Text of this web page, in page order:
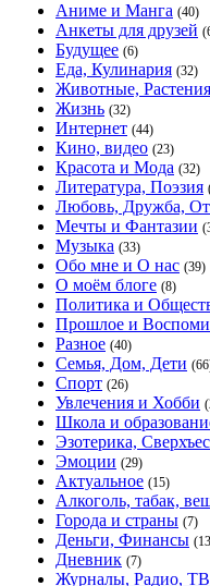
Аниме и Манга (40)
Анкеты для друзей
Будущее (6)
Еда, Кулинария (32)
Животные, Растения
Жизнь (32)
Интернет (44)
Кино, видео (23)
Красота и Мода (32)
Литература, Поэзия
Любовь, Дружба,
Мечты и Фантазии
Музыка (33)
Обо мне и О нас (39)
О моём блоге (8)
Политика и
Прошлое и
Разное (40)
Семья, Дом, Дети
Спорт (26)
Увлечения и Хобби
Школа и
Эзотерика,
Эмоции (29)
Актуальное (15)
Алкоголь, табак,
Города и страны (7)
Деньги, Финансы
Дневник (7)
Журналы, Радио, ТВ